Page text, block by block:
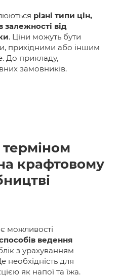
різні типи цін,
залежності від
. Ціни можуть бути
прихідними або іншим
До прикладу,
замовників.
терміном
крафтовому
можливості
ведення
з урахуванням
необхідність для
як напої та їжа.